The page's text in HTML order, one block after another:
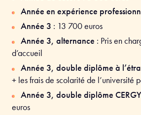
Année en expérience
Année 3 : 13 700euros
Année 3, alternance : Pris en
d’accueil
Année 3, double diplôme à
+ les frais de scolarité de l’université
Année 3, double diplôme
euros